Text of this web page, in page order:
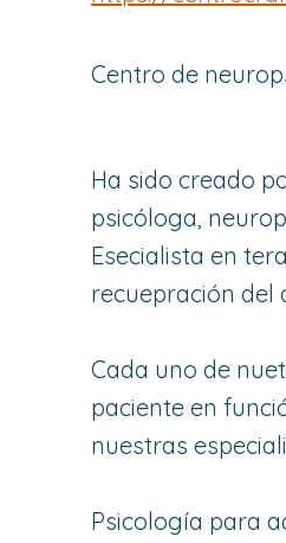
Centro de
Ha sido creado
psicóloga,
Esecialista en
recuepración del
Cada uno de
paciente en
nuestras
Psicología para